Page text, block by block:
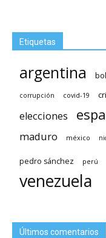
Etiquetas
argentina
corrupción covid-19
elecciones
maduro méxico
pedro sánchez perú
venezuela
Últimos comentarios